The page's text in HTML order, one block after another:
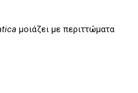
μοιάζει με περιττώματα